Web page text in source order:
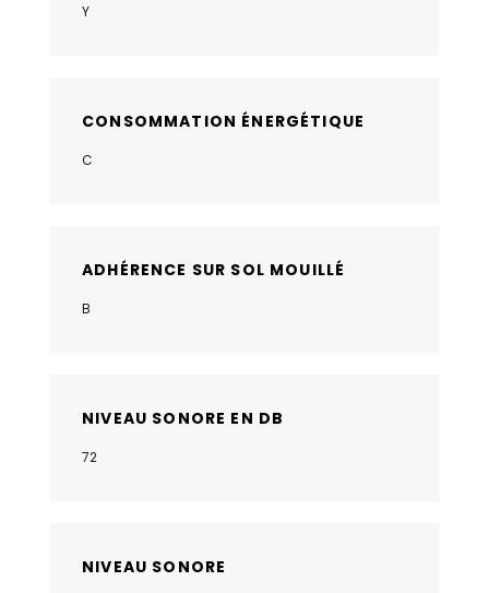
Y
CONSOMMATION ÉNERGÉTIQUE
C
ADHÉRENCE SUR SOL MOUILLÉ
B
NIVEAU SONORE EN DB
72
NIVEAU SONORE